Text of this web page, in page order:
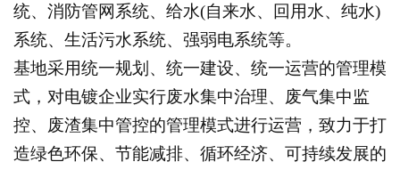
统、消防管网系统、给水(自来水、回用水、纯水)
系统、生活污水系统、强弱电系统等。
基地采用统一规划、统一建设、统一运营的管理模
式，对电镀企业实行废水集中治理、废气集中监
控、废渣集中管控的管理模式进行运营，致力于打
造绿色环保、节能减排、循环经济、可持续发展的